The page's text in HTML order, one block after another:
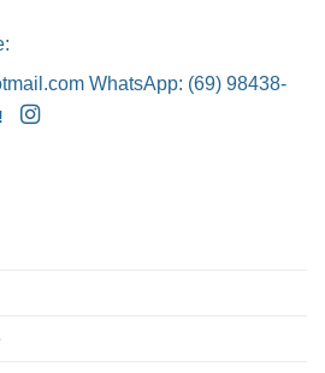
WhatsApp: (69) 98438-